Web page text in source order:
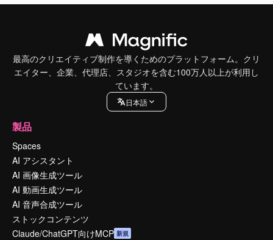
最高のクリエイティブ制作を導くためのプラットフォーム。クリ
エイター、企業、代理店、スタジオを含む100万人以上が利用し
ています。
日本語
製品
Spaces
AI アシスタント
AI 画像生成ツール
AI 動画生成ツール
AI 音声合成ツール
ストックコンテンツ
Claude/ChatGPT向けMCP 新規